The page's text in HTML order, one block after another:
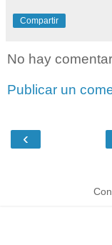
Compartir
No hay
Publicar un
‹